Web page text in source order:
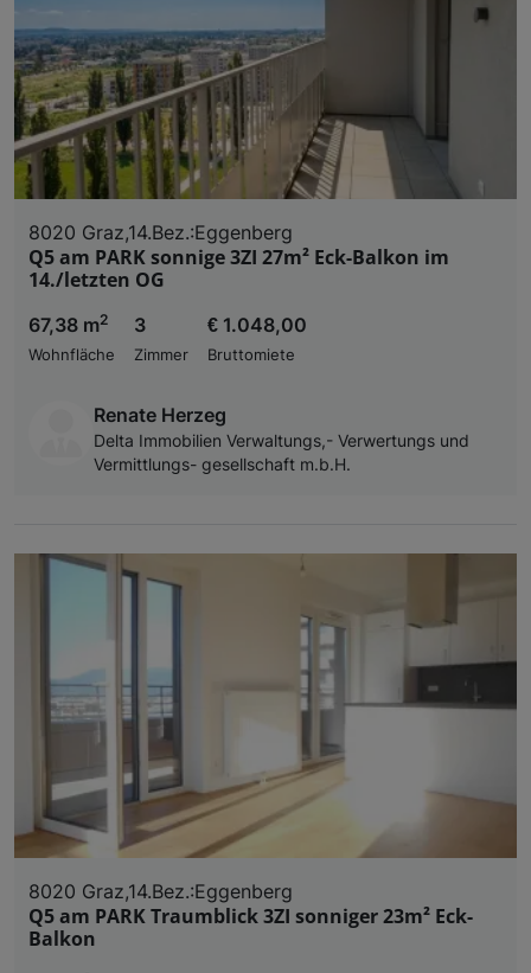
8020 Graz,14.Bez.:Eggenberg
Q5 am PARK sonnige 3ZI 27m² Eck-Balkon im
14./letzten OG
67,38 m2
Wohnfläche
3
Zimmer
€ 1.048,00
Bruttomiete
Renate Herzeg
Delta Immobilien Verwaltungs,- Verwertungs und
Vermittlungs- gesellschaft m.b.H.
8020 Graz,14.Bez.:Eggenberg
Q5 am PARK Traumblick 3ZI sonniger 23m² Eck-
Balkon